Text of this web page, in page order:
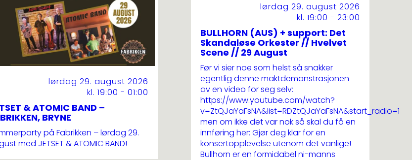
lørdag 29. august 2026
kl. 19:00 - 01:00
& ATOMIC BAND –
BRYNE
på Fabrikken – lørdag 29.
med JETSET & ATOMIC BAND!
lørdag 29. august 2026
kl. 19:00 - 23:00
BULLHORN (AUS) + support: Det
Skandaløse Orkester // Hvelvet
Scene // 29 August
Før vi sier noe som helst så snakker
egentlig denne maktdemonstrasjonen
av en video for seg selv:
https://www.youtube.com/watch?
v=ZtQJaYaFsNA&list=RDZtQJaYaFsNA&start_radio=1
men om ikke det var nok så skal du få en
innføring her: Gjør deg klar for en
konsertopplevelse utenom det vanlige!
Bullhorn er en formidabel ni-manns